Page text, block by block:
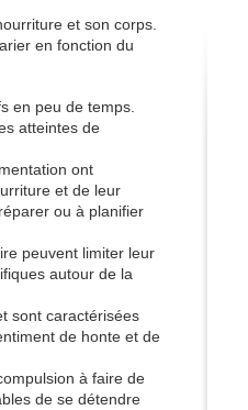
et son corps.
en fonction du
en peu de temps.
atteintes de
ont
et de leur
ou à planifier
peuvent limiter leur
autour de la
sont caractérisées
de honte et de
à faire de
de se détendre